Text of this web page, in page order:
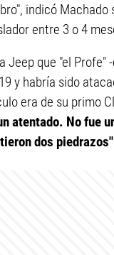
indicó Machado
entre 3 o 4
Jeep que "el Profe"
y habría sido
era de su primo
atentado. No fue
dos